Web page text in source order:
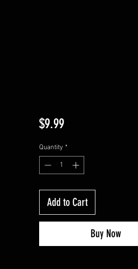
$9.99Price
Quantity *
Add to Cart
Buy Now